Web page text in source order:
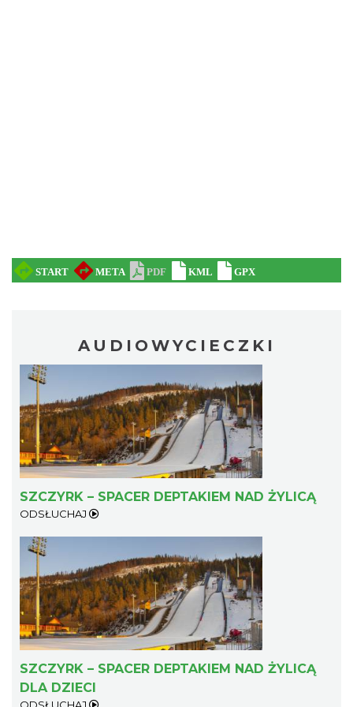
AUDIOWYCIECZKI
SZCZYRK – SPACER DEPTAKIEM NAD ŻYLICĄ
ODSŁUCHAJ
SZCZYRK – SPACER DEPTAKIEM NAD ŻYLICĄ
DLA DZIECI